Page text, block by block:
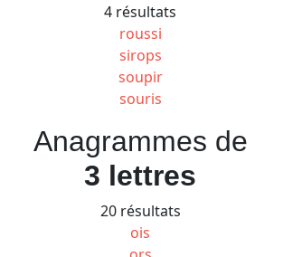
4 résultats
roussi
sirops
soupir
souris
Anagrammes de
3 lettres
20 résultats
ois